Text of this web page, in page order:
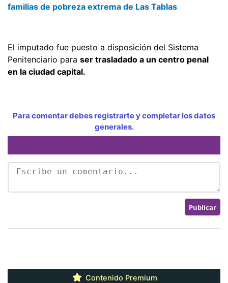
familias de pobreza extrema de Las Tablas
El imputado fue puesto a disposición del Sistema
Penitenciario para ser trasladado a un centro penal
en la ciudad capital.
Para comentar debes registrarte y completar los datos
generales.
Contenido Premium